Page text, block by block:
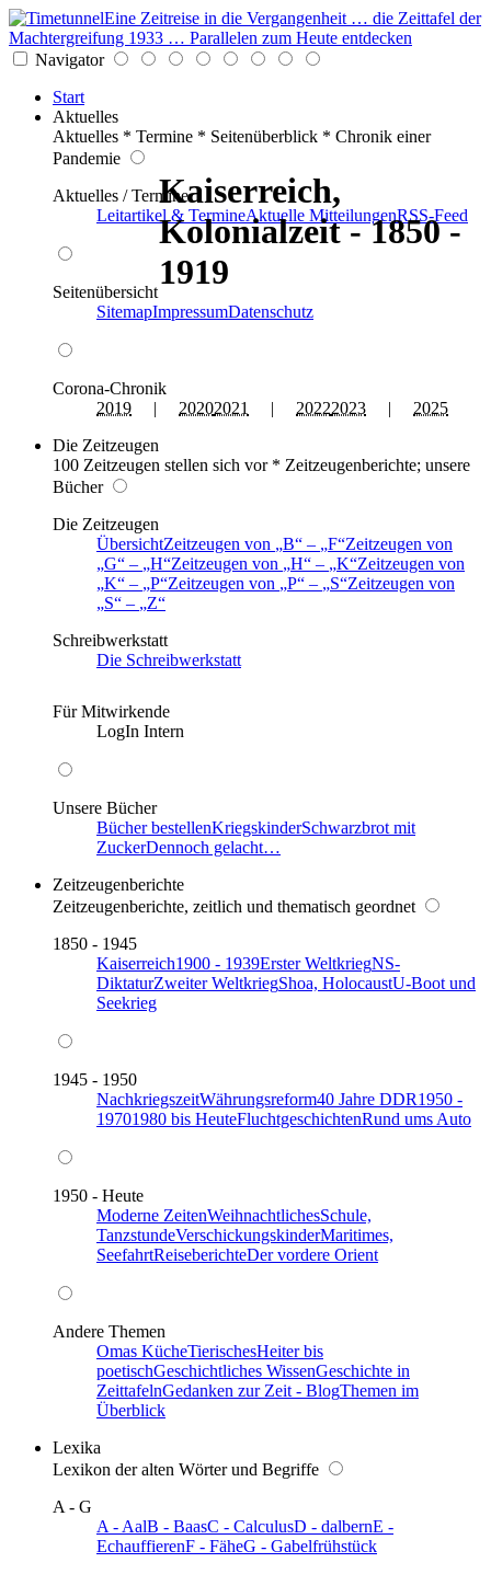
Eine Zeitreise in die Vergangenheit … die Zeittafel der
Machtergreifung 1933 … Parallelen zum Heute entdecken
Navigator
Start
Aktuelles
Aktuelles * Termine * Seitenüberblick * Chronik einer
Pandemie
Aktuelles / Termine
Leitartikel & TermineAktuelle MitteilungenRSS-Feed
Seitenübersicht
SitemapImpressumDatenschutz
Corona-Chronik
2019 | 20202021 | 20222023 | 2025
Die Zeitzeugen
100 Zeitzeugen stellen sich vor * Zeitzeugenberichte; unsere
Bücher
Die Zeitzeugen
ÜbersichtZeitzeugen von B – F Zeitzeugen von
G
– H Zeitzeugen von H – K Zeitzeugen von
K
– P Zeitzeugen von P – S Zeitzeugen von
S
–
Z
Schreibwerkstatt
Die Schreibwerkstatt
Für Mitwirkende
LogIn Intern
Unsere Bücher
Bücher bestellenKriegskinderSchwarzbrot mit
ZuckerDennoch gelacht…
Zeitzeugenberichte
Zeitzeugenberichte, zeitlich und thematisch geordnet
1850 - 1945
Kaiserreich1900 - 1939Erster WeltkriegNS-
DiktaturZweiter WeltkriegShoa, HolocaustU-Boot und
Seekrieg
1945 - 1950
NachkriegszeitWährungsreform40 Jahre DDR1950 -
19701980 bis HeuteFluchtgeschichtenRund ums Auto
1950 - Heute
Moderne ZeitenWeihnachtlichesSchule,
TanzstundeVerschickungskinderMaritimes,
SeefahrtReiseberichteDer vordere Orient
Andere Themen
Omas KücheTierischesHeiter bis
poetischGeschichtliches WissenGeschichte in
ZeittafelnGedanken zur Zeit - BlogThemen im
Überblick
Lexika
Lexikon der alten Wörter und Begriffe
A - G
A - AalB - BaasC - CalculusD - dalbernE -
EchauffierenF - FäheG - Gabelfrühstück
Kaiserreich,
Kolonialzeit - 1850 -
1919